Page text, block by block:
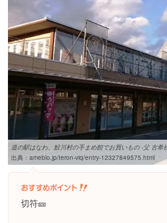
道の駅はなわ、鮫川村の手まめ館でお買いもの -父 古希
出典： ameblo.jp/teron-viq/entry-12327849575.html
切符🎫